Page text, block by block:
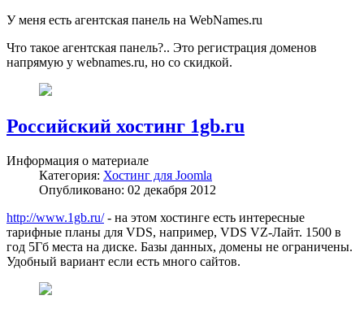
У меня есть агентская панель на WebNames.ru
Что такое агентская панель?.. Это регистрация доменов
напрямую у webnames.ru, но со скидкой.
Российский хостинг 1gb.ru
Информация о материале
Категория: Хостинг для Joomla
Опубликовано: 02 декабря 2012
http://www.1gb.ru/- на этом хостинге есть интересные
тарифные планы для VDS, например, VDS VZ-Лайт. 1500 в
год 5Гб места на диске. Базы данных, домены не ограничены.
Удобный вариант если есть много сайтов.